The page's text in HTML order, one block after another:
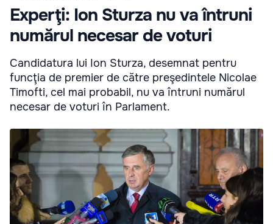
Experţi: Ion Sturza nu va întruni
numărul necesar de voturi
Candidatura lui Ion Sturza, desemnat pentru
funcţia de premier de către preşedintele Nicolae
Timofti, cel mai probabil, nu va întruni numărul
necesar de voturi în Parlament.